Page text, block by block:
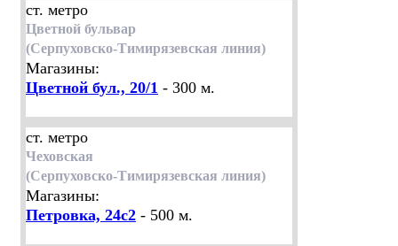
ст. метро
Цветной бульвар
(Серпуховско-Тимирязевская линия)
Магазины:
Цветной бул., 20/1 - 300 м.
ст. метро
Чеховская
(Серпуховско-Тимирязевская линия)
Магазины:
Петровка, 24с2 - 500 м.